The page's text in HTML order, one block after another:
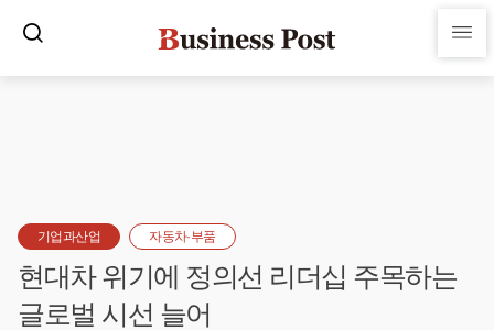
기업과산업 자동차·부품
현대차 위기에 정의선 리더십 주목하는
글로벌 시선 늘어